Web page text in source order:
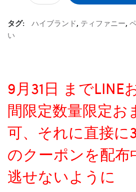
タグ: ハイブランド, ティファニー,
い
9月31日 までLINE
間限定数量限定お
可、それに直接に
のクーポンを配布
逃せないように